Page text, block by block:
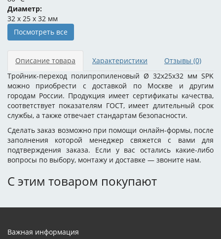
Диаметр:
32 x 25 x 32 мм
Посмотреть все
Описание товара Характеристики Отзывы (0)
Тройник-переход полипропиленовый Ø 32x25x32 мм SPK
можно приобрести с доставкой по Москве и другим
городам России. Продукция имеет сертификаты качества,
соответствует показателям ГОСТ, имеет длительный срок
службы, а также отвечает стандартам безопасности.
Сделать заказ возможно при помощи онлайн-формы, после
заполнения которой менеджер свяжется с вами для
подтверждения заказа. Если у вас остались какие-либо
вопросы по выбору, монтажу и доставке — звоните нам.
С этим товаром покупают
Важная информация